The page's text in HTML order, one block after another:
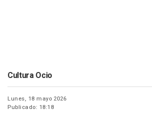
Cultura Ocio
Lunes, 18 mayo 2026
Publicado: 18:18